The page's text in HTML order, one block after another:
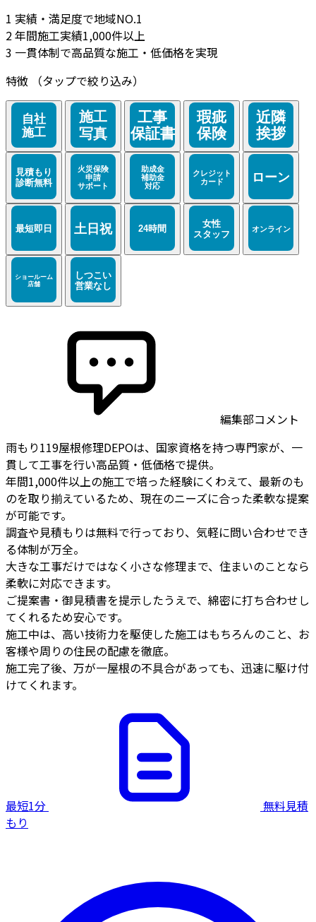
1 実績・満足度で地域NO.1
2年間施工実績1,000件以上
3 一貫体制で高品質な施工・低価格を実現
特徴
（タップで絞り込み）
編集部コメント
雨もり119屋根修理DEPOは、国家資格を持つ専門家が、一
貫して工事を行い高品質・低価格で提供。
年間1,000件以上の施工で培った経験にくわえて、最新のも
のを取り揃えているため、現在のニーズに合った柔軟な提案
が可能です。
調査や見積もりは無料で行っており、気軽に問い合わせでき
る体制が万全。
大きな工事だけではなく小さな修理まで、住まいのことなら
柔軟に対応できます。
ご提案書・御見積書を提示したうえで、綿密に打ち合わせし
てくれるため安心です。
施工中は、高い技術力を駆使した施工はもちろんのこと、お
客様や周りの住民の配慮を徹底。
施工完了後、万が一屋根の不具合があっても、迅速に駆け付
けてくれます。
最短1分
無料見積
もり